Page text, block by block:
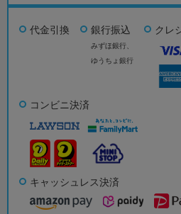
代金引換 銀行振込
みずほ銀行、
ゆうちょ銀行
クレ
コンビニ決済
キャッシュレス決済